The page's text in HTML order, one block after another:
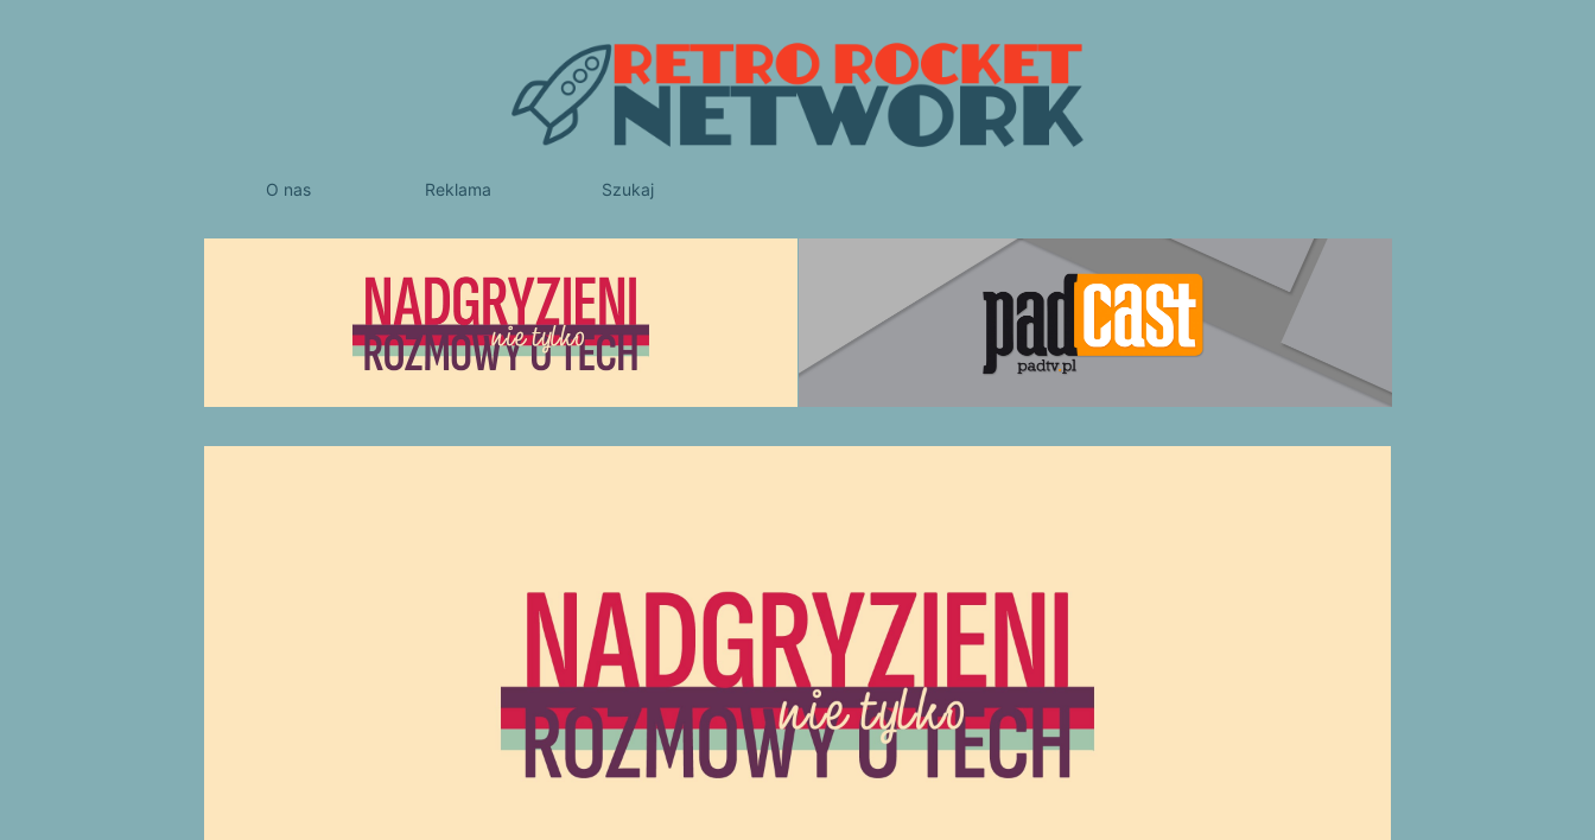
O nas Reklama Szukaj